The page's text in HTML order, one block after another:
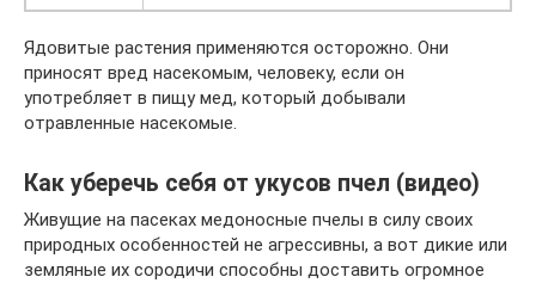
Ядовитые растения применяются осторожно. Они
приносят вред насекомым, человеку, если он
употребляет в пищу мед, который добывали
отравленные насекомые.
Как уберечь себя от укусов пчел (видео)
Живущие на пасеках медоносные пчелы в силу своих
природных особенностей не агрессивны, а вот дикие или
земляные их сородичи способны доставить огромное